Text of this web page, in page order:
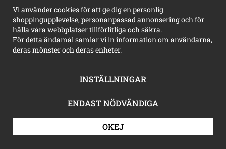
Chihuahua mörkbrun/brun
230 kr
Chihuahua mörkbrun/brun
230 kr
Vi använder cookies för att ge dig en personlig
shoppingupplevelse, personanpassad annonsering och för
hålla våra webbplatser tillförlitliga och säkra.
För detta ändamål samlar vi in information om användarna,
deras mönster och deras enheter.
INSTÄLLNINGAR
ENDAST NÖDVÄNDIGA
OKEJ